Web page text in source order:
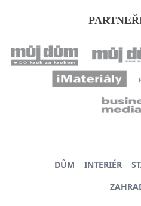
DŮM INTERIÉR